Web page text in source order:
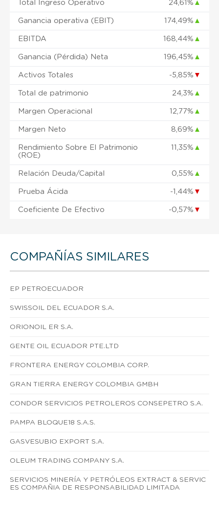
Total Ingreso Operativo 24,61% ▲
Ganancia operativa (EBIT) 174,49% ▲
EBITDA 168,44% ▲
Ganancia (Pérdida) Neta 196,45% ▲
Activos Totales -5,85% ▼
Total de patrimonio 24,3% ▲
Margen Operacional 12,77% ▲
Margen Neto 8,69% ▲
Rendimiento Sobre El Patrimonio
(ROE)
11,35% ▲
Relación Deuda/Capital 0,55% ▲
Prueba Ácida -1,44% ▼
Coeficiente De Efectivo -0,57% ▼
COMPAÑÍAS SIMILARES
EP PETROECUADOR
SWISSOIL DEL ECUADOR S.A.
ORIONOIL ER S.A.
GENTE OIL ECUADOR PTE.LTD
FRONTERA ENERGY COLOMBIA CORP.
GRAN TIERRA ENERGY COLOMBIA GMBH
CONDOR SERVICIOS PETROLEROS CONSEPETRO S.A.
PAMPA BLOQUE18 S.A.S.
GASVESUBIO EXPORT S.A.
OLEUM TRADING COMPANY S.A.
SERVICIOS MINERÍA Y PETRÓLEOS EXTRACT & SERVIC
ES COMPAÑIA DE RESPONSABILIDAD LIMITADA